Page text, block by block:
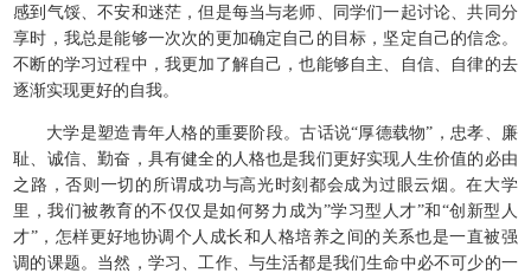
感到气馁、不安和迷茫，但是每当与老师、同学们一起讨论、共同分
享时，我总是能够一次次的更加确定自己的目标，坚定自己的信念。
不断的学习过程中，我更加了解自己，也能够自主、自信、自律的去
逐渐实现更好的自我。
大学是塑造青年人格的重要阶段。古话说“厚德载物”，忠孝、廉
耻、诚信、勤奋，具有健全的人格也是我们更好实现人生价值的必由
之路，否则一切的所谓成功与高光时刻都会成为过眼云烟。在大学
里，我们被教育的不仅仅是如何努力成为”学习型人才”和“创新型人
才”，怎样更好地协调个人成长和人格培养之间的关系也是一直被强
调的课题。当然，学习、工作、与生活都是我们生命中必不可少的一